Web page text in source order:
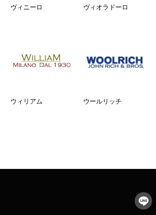
ヴィニーロ ヴィオラドーロ
ウィリアム ウールリッチ